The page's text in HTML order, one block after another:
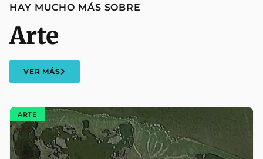
HAY MUCHO MÁS SOBRE
Arte
VER MÁS
ARTE